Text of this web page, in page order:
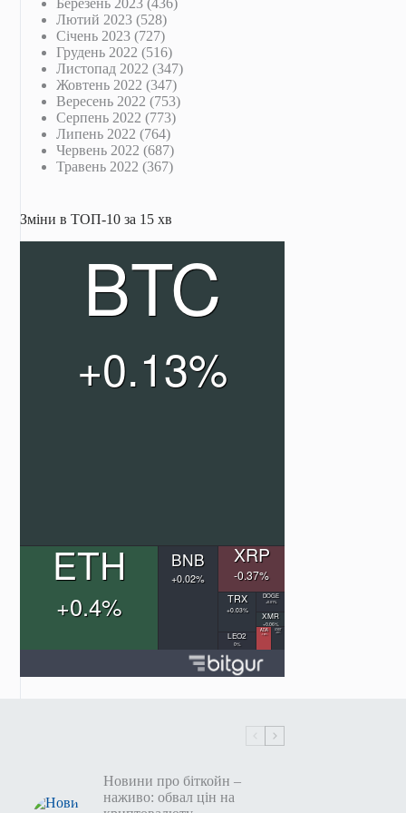
Березень 2023 (436)
Лютий 2023 (528)
Січень 2023 (727)
Грудень 2022 (516)
Листопад 2022 (347)
Жовтень 2022 (347)
Вересень 2022 (753)
Серпень 2022 (773)
Липень 2022 (764)
Червень 2022 (687)
Травень 2022 (367)
Зміни в ТОП-10 за 15 хв
Новини про біткойн –
наживо: обвал цін на